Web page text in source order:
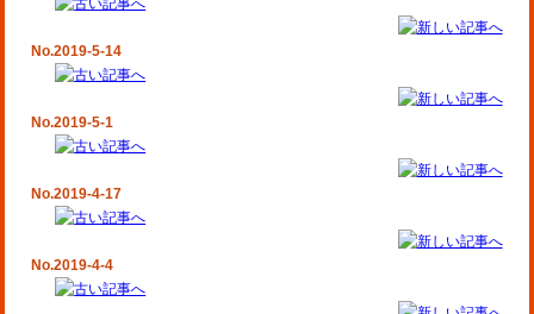
No.2019-5-14
No.2019-5-1
No.2019-4-17
No.2019-4-4